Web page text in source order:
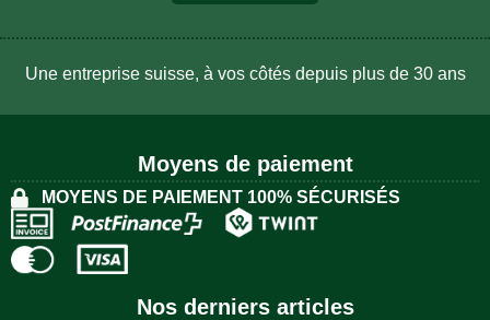
Une entreprise suisse, à vos côtés depuis plus de 30 ans
Moyens de paiement
MOYENS DE PAIEMENT 100% SÉCURISÉS
Nos derniers articles